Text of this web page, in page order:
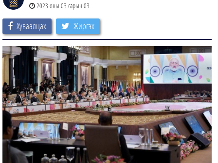
2023 оны 03 сарын 03
Хуваалцах Жиргэх